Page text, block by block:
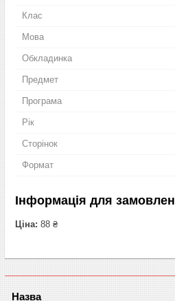
Клас
Мова
Обкладинка
Предмет
Програма
Рік
Сторінок
Формат
Інформація для
Ціна: 88 ₴